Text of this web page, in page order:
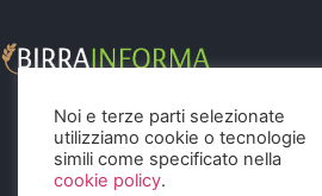
Noi e terze parti selezionate
utilizziamo cookie o tecnologie
simili come specificato nella
cookie policy.